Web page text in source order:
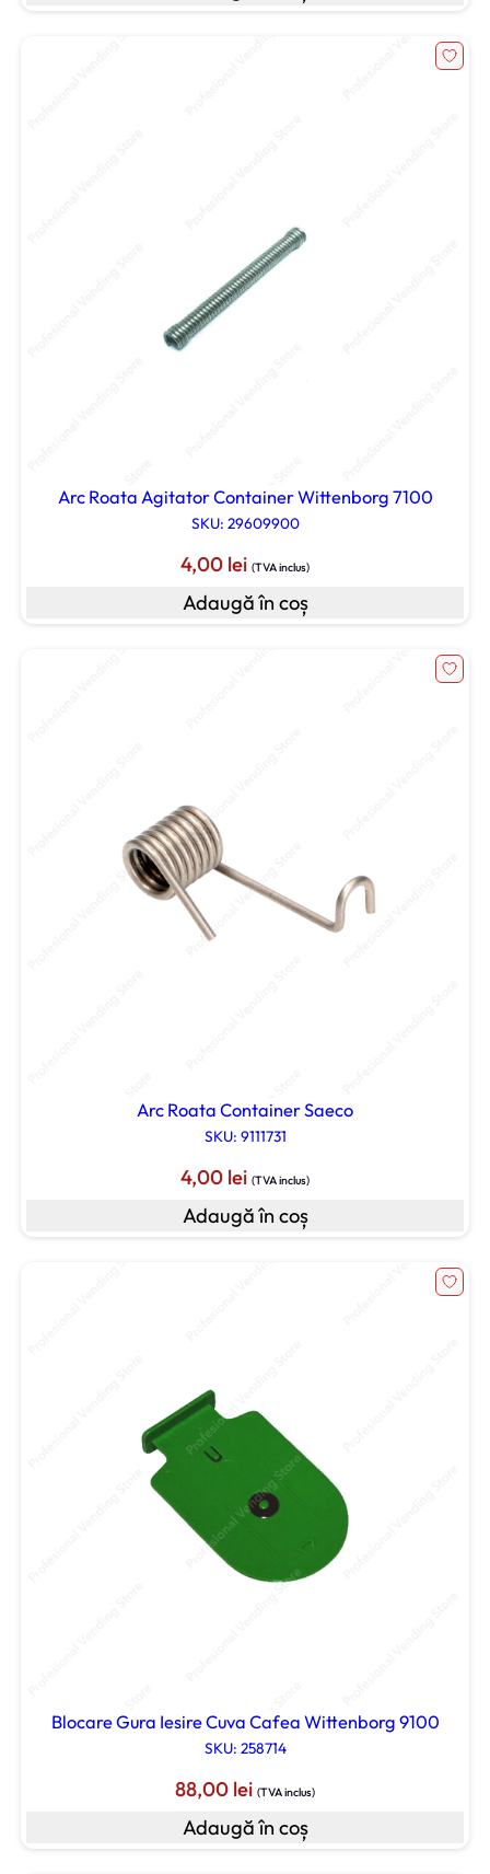
Arc Roata Agitator Container Wittenborg 7100
SKU: 29609900
4,00 lei (TVA inclus)
Adaugă în coș
Arc Roata Container Saeco
SKU: 9111731
4,00 lei (TVA inclus)
Adaugă în coș
Blocare Gura Iesire Cuva Cafea Wittenborg 9100
SKU: 258714
88,00 lei (TVA inclus)
Adaugă în coș